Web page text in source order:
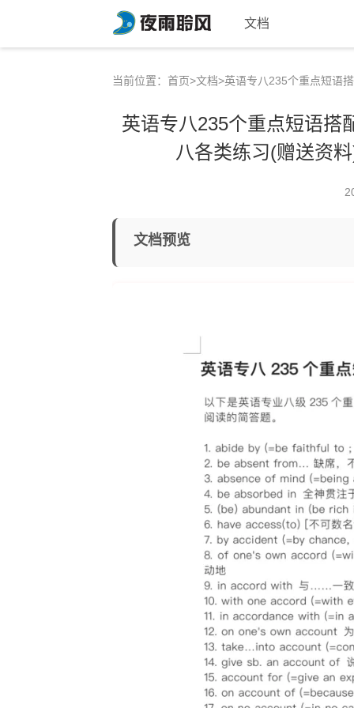
文档
当前位置： 首页>文档>英语专八235个重点短语
英语专八235个重点短语搭
八各类练习(赠送资
文档预览